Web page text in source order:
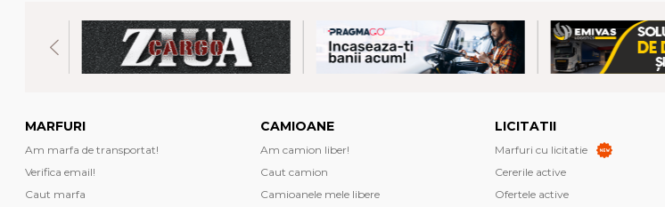
MARFURI
Am marfa de transportat!
Verifica email!
Caut marfa
CAMIOANE
Am camion liber!
Caut camion
Camioanele mele libere
LICITATII
Marfuri cu licitatie
Cererile active
Ofertele active